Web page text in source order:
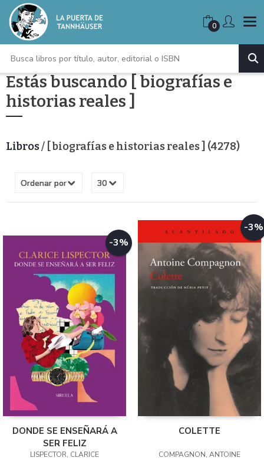
0
Estás buscando [ biografías e
historias reales ]
Libros/ [ biografías e historias reales ] (4278)
-3%
DONDE SE ENSEÑARÁ A
SER FELIZ
LISPECTOR, CLARICE
-3%
COLETTE
COMPAGNON, ANTOINE